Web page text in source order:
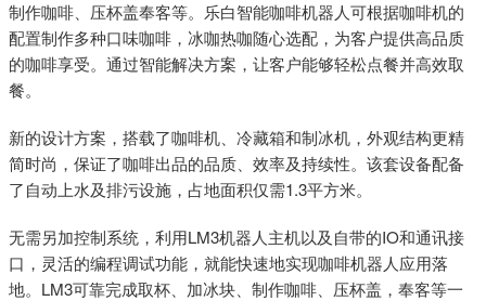
制作咖啡、压杯盖奉客等。乐白智能咖啡机器人可根据咖啡机的
配置制作多种口味咖啡，冰咖热咖随心选配，为客户提供高品质
的咖啡享受。通过智能解决方案，让客户能够轻松点餐并高效取
餐。
新的设计方案，搭载了咖啡机、冷藏箱和制冰机，外观结构更精
简时尚，保证了咖啡出品的品质、效率及持续性。该套设备配备
了自动上水及排污设施，占地面积仅需1.3平方米。
无需另加控制系统，利用LM3机器人主机以及自带的IO和通讯接
口，灵活的编程调试功能，就能快速地实现咖啡机器人应用落
地。LM3可靠完成取杯、加冰块、制作咖啡、压杯盖，奉客等一